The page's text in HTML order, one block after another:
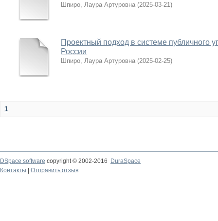
Шпиро, Лаура Артуровна (2025-03-21)
Проектный подход в системе публичного
России
Шпиро, Лаура Артуровна (2025-02-25)
1
DSpace software copyright © 2002-2016
DuraSpace
Контакты
Отправить отзыв